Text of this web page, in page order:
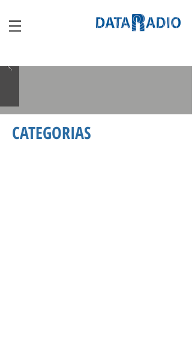
CATEGORIAS